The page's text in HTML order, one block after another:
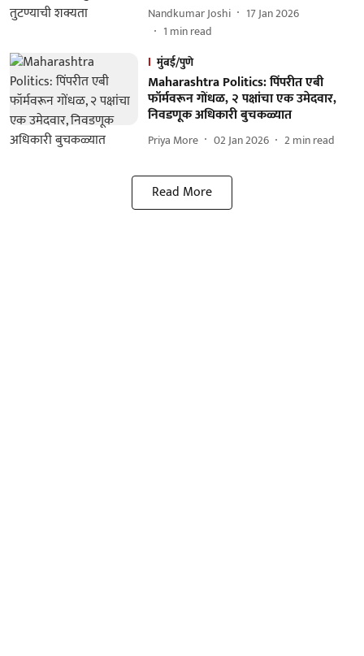
Nandkumar Joshi
17 Jan 2026
1 min read
मुंबई/पुणे
Maharashtra Politics: पिंपरीत एबी
फॉर्मवरून गोंधळ, २ पक्षांचा एक उमेदवार,
निवडणूक अधिकारी बुचकळ्यात
Priya More 02 Jan 2026 2min read
Read More